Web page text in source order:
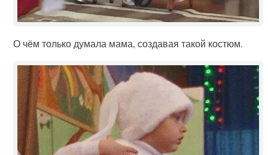
О чём только думала мама, создавая такой костюм.